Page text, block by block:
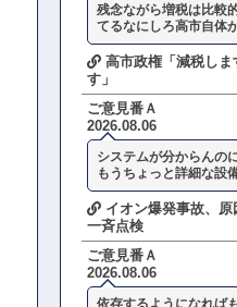
残念ながら増税は比較
てるなにしろ高市自体
高市政権「減税し
す」
ご意見番Ａ
2026.08.06
システムが分からんの
もうちょっと詳細な設
イオン爆発事故、
一斉点検
ご意見番Ａ
2026.08.06
依存するようになれば